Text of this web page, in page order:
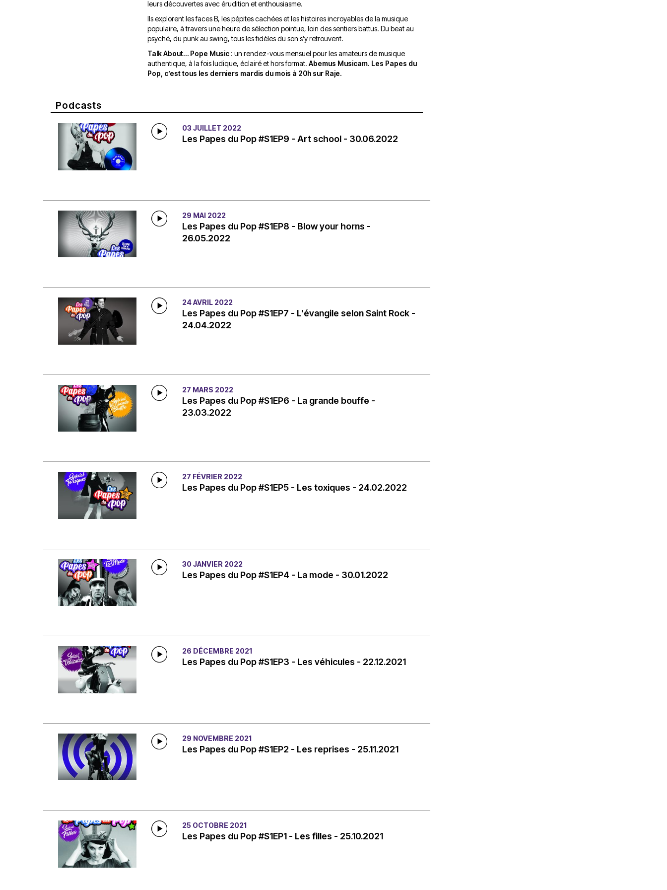
Sud
avec
OgLounis
-
20.07.2026
que
j’étais
mère
!
le
27
2026
Évènements
leurs découvertes avec érudition et enthousiasme.
Ils explorent les faces B, les pépites cachées et les histoires incroyables de la musique
populaire, à travers une heure de sélection pointue, loin des sentiers battus. Du beat au
psyché, du punk au swing, tous les fidèles du son s’y retrouvent.
Talk About… Pope Music : un rendez-vous mensuel pour les amateurs de musique
authentique, à la fois ludique, éclairé et hors format. Abemus Musicam. Les Papes du
Pop, c’est tous les derniers mardis du mois à 20h sur Raje.
Podcasts
03 JUILLET 2022
Les Papes du Pop #S1EP9 - Art school - 30.06.2022
29 MAI 2022
Les Papes du Pop #S1EP8 - Blow your horns -
26.05.2022
24 AVRIL 2022
Les Papes du Pop #S1EP7 - L'évangile selon Saint Rock -
24.04.2022
27 MARS 2022
Les Papes du Pop #S1EP6 - La grande bouffe -
23.03.2022
27 FÉVRIER 2022
Les Papes du Pop #S1EP5 - Les toxiques - 24.02.2022
30 JANVIER 2022
Les Papes du Pop #S1EP4 - La mode - 30.01.2022
26 DÉCEMBRE 2021
Les Papes du Pop #S1EP3 - Les véhicules - 22.12.2021
29 NOVEMBRE 2021
Les Papes du Pop #S1EP2 - Les reprises - 25.11.2021
25 OCTOBRE 2021
Les Papes du Pop #S1EP1 - Les filles - 25.10.2021